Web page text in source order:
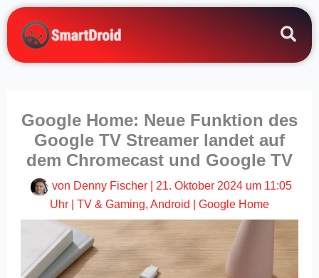
Zum
Inhalt
springen
Google Home: Neue Funktion des
Google TV Streamer landet auf
dem Chromecast und Google TV
von Denny Fischer
21. Oktober 2024 um 11:05
Uhr
TV & Gaming, Android Google Home